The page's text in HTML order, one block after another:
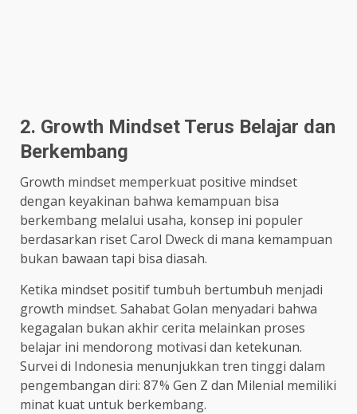
2. Growth Mindset Terus Belajar dan
Berkembang
Growth mindset memperkuat positive mindset
dengan keyakinan bahwa kemampuan bisa
berkembang melalui usaha, konsep ini populer
berdasarkan riset Carol Dweck di mana kemampuan
bukan bawaan tapi bisa diasah.
Ketika mindset positif tumbuh bertumbuh menjadi
growth mindset. Sahabat Golan menyadari bahwa
kegagalan bukan akhir cerita melainkan proses
belajar ini mendorong motivasi dan ketekunan.
Survei di Indonesia menunjukkan tren tinggi dalam
pengembangan diri: 87 % Gen Z dan Milenial memiliki
minat kuat untuk berkembang.